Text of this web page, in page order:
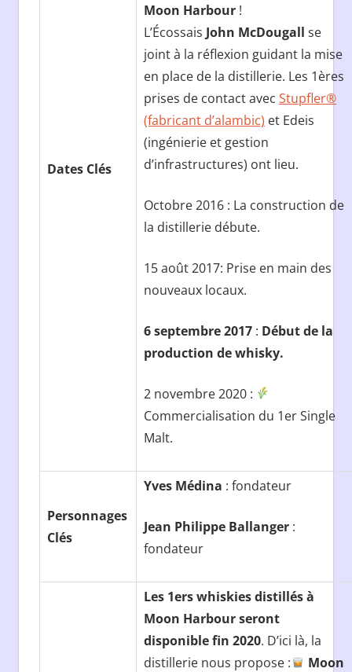
Dates Clés
Moon Harbour !
L’Écossais John McDougall se
joint à la réflexion guidant la mise
en place de la distillerie. Les 1ères
prises de contact avecStupfler®
(fabricant d’alambic) et Edeis
(ingénierie et gestion
d’infrastructures) ont lieu.
Octobre 2016 : La construction de
la distillerie débute.
15 août 2017: Prise en main des
nouveaux locaux.
6 septembre 2017 : Début de la
production de whisky.
2 novembre 2020 :
Commercialisation du 1er Single
Malt.
Personnages
Clés
Yves Médina : fondateur
Jean Philippe Ballanger :
fondateur
Les 1ers whiskies distillés à
Moon Harbour seront
disponible fin 2020. D’ici là, la
distillerie nous propose :
Moon